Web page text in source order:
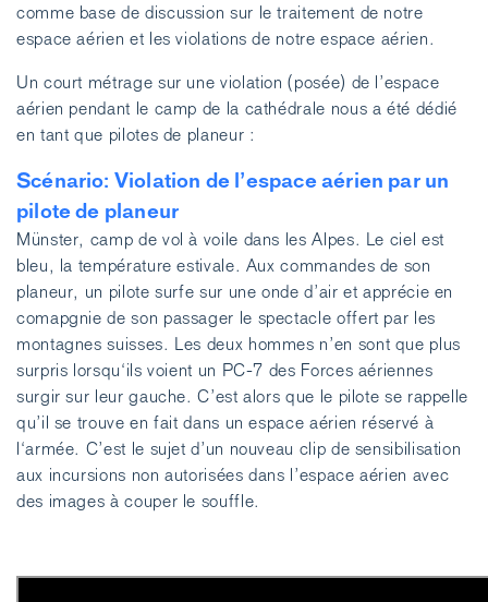
comme base de discussion sur le traitement de notre
espace aérien et les violations de notre espace aérien.
Un court métrage sur une violation (posée) de l’espace
aérien pendant le camp de la cathédrale nous a été dédié
en tant que pilotes de planeur :
Scénario: Violation de l’espace aérien par un
pilote de planeur
Münster, camp de vol à voile dans les Alpes. Le ciel est
bleu, la température estivale. Aux commandes de son
planeur, un pilote surfe sur une onde d’air et apprécie en
comapgnie de son passager le spectacle offert par les
montagnes suisses. Les deux hommes n’en sont que plus
surpris lorsqu‘ils voient un PC-7 des Forces aériennes
surgir sur leur gauche. C’est alors que le pilote se rappelle
qu’il se trouve en fait dans un espace aérien réservé à
l‘armée. C’est le sujet d’un nouveau clip de sensibilisation
aux incursions non autorisées dans l’espace aérien avec
des images à couper le souffle.